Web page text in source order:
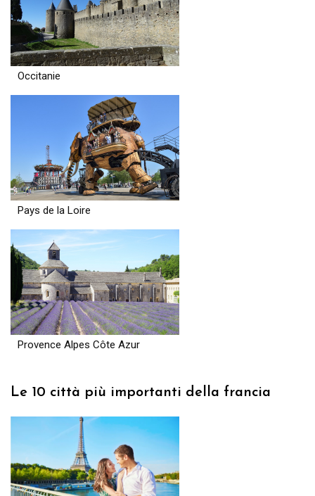
Occitanie
Pays de la Loire
Provence Alpes Côte Azur
Le 10 città più importanti della francia